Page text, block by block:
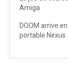
Amiga
DOOM arrive
portable Nexus